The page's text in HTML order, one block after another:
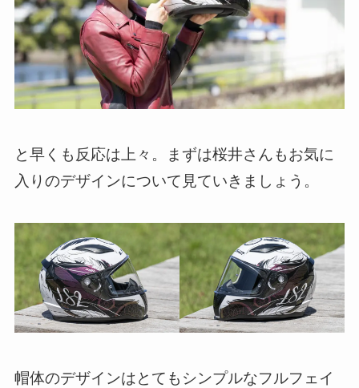
と早くも反応は上々。まずは桜井さんもお気に
入りのデザインについて見ていきましょう。
帽体のデザインはとてもシンプルなフルフェイ